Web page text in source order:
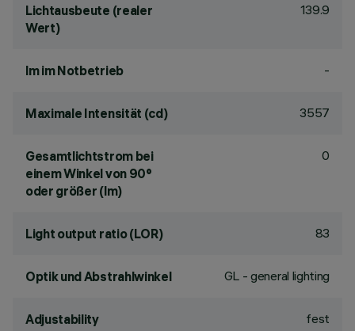
Lichtausbeute (realer
Wert)
139.9
lm im Notbetrieb -
Maximale Intensität (cd) 3557
Gesamtlichtstrom bei
einem Winkel von 90°
oder größer (lm)
0
Light output ratio (LOR) 83
Optik und Abstrahlwinkel GL - general lighting
Adjustability fest